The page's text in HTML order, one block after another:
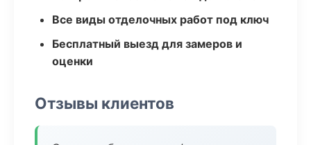
Все виды отделочных работ под ключ
Бесплатный выезд для замеров и
оценки
Отзывы клиентов